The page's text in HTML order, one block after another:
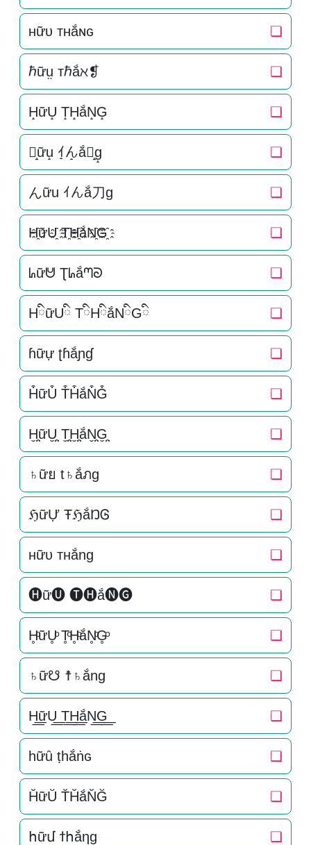
ʜữᴜ ᴛʜắɴɢ ❏
ℏữṳ тℏắℵ❡ ❏
H̝ữU̝ T̝H̝ắN̝G̝ ❏
ん̝ữu̝ ｲ̝ん̝ắ刀̝g̝ ❏
んữu ｲんắ刀g ❏
H҈ữU҈ T҈H҈ắN҈G҈ ❏
ᖺữᕰ Ʈᖺắᘉᘐ ❏
HིữUི TིHིắNིGི ❏
ɦữự ʈɦắɲɠ ❏
H͒ữU͒ T͒H͒ắN͒G͒ ❏
H̬̤̯ữU̬̤̯ T̬̤̯H̬̤̯ắN̬̤̯G̬̤̯ ❏
♄ữย t♄ắภg ❏
ℌữỰ ŦℌắŊᎶ ❏
нữυ тнắng ❏
🅗ữ🅤 🅣🅗ắ🅝🅖 ❏
H̥ͦữU̥ͦ T̥ͦH̥ͦắN̥ͦG̥ͦ ❏
♄ữ☋ ☨♄ắng ❏
H͟͟ữU͟͟ T͟͟H͟͟ắN͟͟G͟͟ ❏
һữȗ ṭһắṅɢ ❏
H̆ữŬ T̆H̆ắN̆Ğ ❏
հữմ ϯհắηɡ ❏